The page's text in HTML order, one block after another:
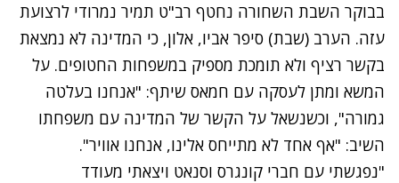
בבוקר השבת השחורה נחטף רב"ט תמיר נמרודי לרצועת
עזה. הערב (שבת) סיפר אביו, אלון, כי המדינה לא נמצאת
בקשר רציף ולא תומכת מספיק במשפחות החטופים. על
המשא ומתן לעסקה עם חמאס שיתף: "אנחנו בעלטה
גמורה", וכשנשאל על הקשר של המדינה עם משפחתו
השיב: "אף אחד לא מתייחס אלינו, אנחנו אוויר".
"נפגשתי עם חברי קונגרס וסנאט ויצאתי מעודד